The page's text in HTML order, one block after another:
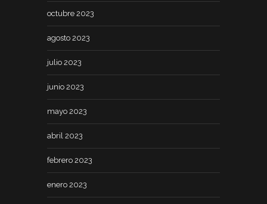
octubre 2023
agosto 2023
julio 2023
junio 2023
mayo 2023
abril 2023
febrero 2023
enero 2023